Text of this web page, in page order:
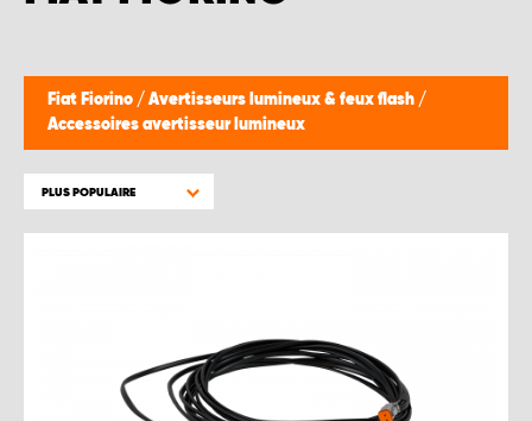
Fiat Fiorino / Avertisseurs lumineux & feux flash /
Accessoires avertisseur lumineux
PLUS POPULAIRE
WORK SYSTEM BRUXELLES
WORK SYSTEM LIMBURG-KEMPEN
WORK SYSTEM WEST BY PRO-VAN